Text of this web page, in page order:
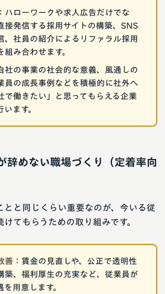
ハローワークや求人広告だけでな
接発信する採用サイトの構築、SNS
、社員の紹介によるリファラル採用
み合わせます。
社の事業の社会的な意義、風通しの
員の成長事例などを積極的に社外へ
で働きたい」と思ってもらえる企業
ます。
辞めない職場づくり（定着率向
とと同じくらい重要なのが、今いる従
てもらうための取り組みです。
善： 賃金の見直しや、公正で透明性
築、福利厚生の充実など、従業員が
用意します。